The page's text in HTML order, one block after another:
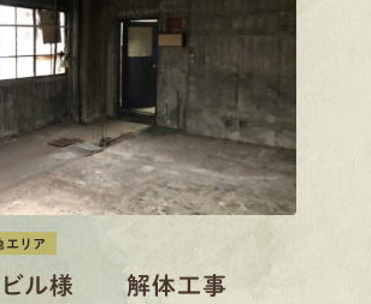
エリア
ル様 解体工事